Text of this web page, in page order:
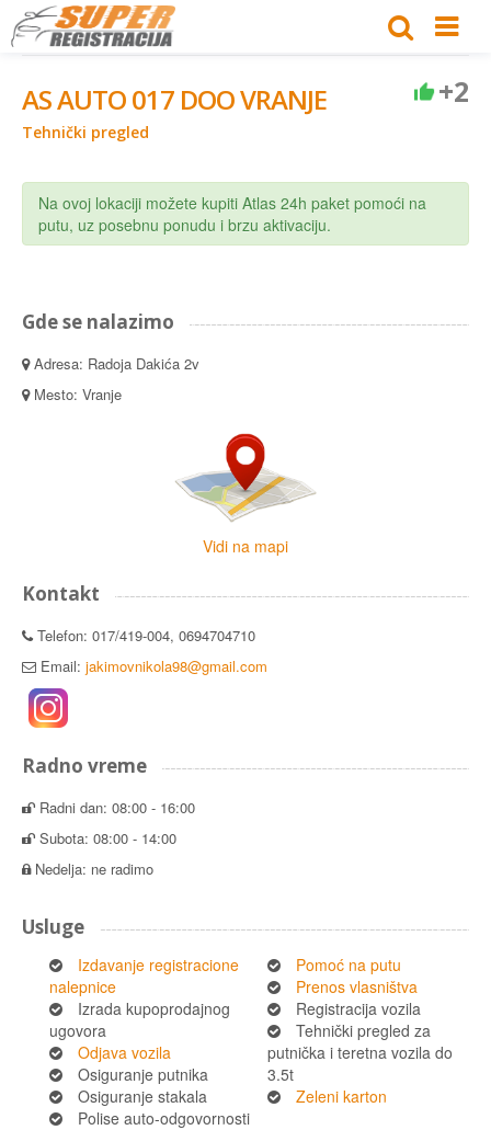
AS AUTO 017 DOO VRANJE
Tehnički pregled
+2
Na ovoj lokaciji možete kupiti Atlas 24h paket pomoći na
putu, uz posebnu ponudu i brzu aktivaciju.
Gde se nalazimo
Adresa: Radoja Dakića 2v
Mesto: Vranje
Vidi na mapi
Kontakt
Telefon: 017/419-004, 0694704710
Email: jakimovnikola98@gmail.com
Radno vreme
Radni dan: 08:00 - 16:00
Subota: 08:00 - 14:00
Nedelja: ne radimo
Usluge
Izdavanje registracione
nalepnice
Izrada kupoprodajnog
ugovora
Odjava vozila
Osiguranje putnika
Osiguranje stakala
Polise auto-odgovornosti
Pomoć na putu
Prenos vlasništva
Registracija vozila
Tehnički pregled za
putnička i teretna vozila do
3.5t
Zeleni karton